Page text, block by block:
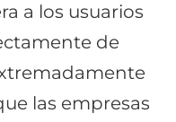
a los usuarios
de
las empresas